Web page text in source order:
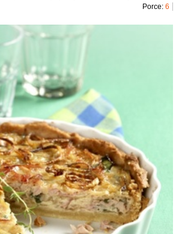
Porce: 6